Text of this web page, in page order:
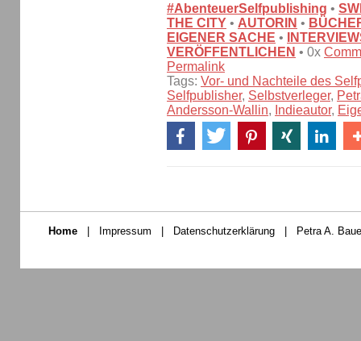
#AbenteuerSelfpublishing •
THE CITY • AUTORIN •
EIGENER SACHE •
VERÖFFENTLICHEN • 0x
Permalink
Tags: Vor- und Nachteile des
Selfpublisher, Selbstverleger,
Andersson-Wallin, Indieautor,
Home Impressum Datenschutzerklärung Petra A.